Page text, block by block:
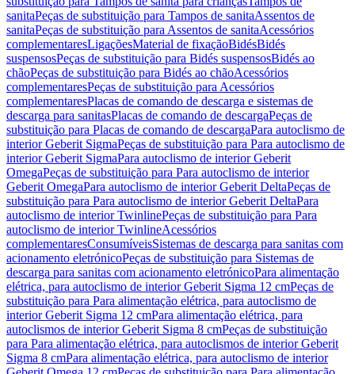
sanitaPeças de substituição para Tampos de sanitaAssentos de
sanitaPeças de substituição para Assentos de sanitaAcessórios
complementaresLigaçõesMaterial de fixaçãoBidésBidés
suspensosPeças de substituição para Bidés suspensosBidés ao
chãoPeças de substituição para Bidés ao chãoAcessórios
complementaresPeças de substituição para Acessórios
complementaresPlacas de comando de descarga e sistemas de
descarga para sanitasPlacas de comando de descargaPeças de
substituição para Placas de comando de descargaPara autoclismo de
interior Geberit SigmaPeças de substituição para Para autoclismo de
interior Geberit SigmaPara autoclismo de interior Geberit
OmegaPeças de substituição para Para autoclismo de interior
Geberit OmegaPara autoclismo de interior Geberit DeltaPeças de
substituição para Para autoclismo de interior Geberit DeltaPara
autoclismo de interior TwinlinePeças de substituição para Para
autoclismo de interior TwinlineAcessórios
complementaresConsumíveisSistemas de descarga para sanitas com
acionamento eletrónicoPeças de substituição para Sistemas de
descarga para sanitas com acionamento eletrónicoPara alimentação
elétrica, para autoclismo de interior Geberit Sigma 12 cmPeças de
substituição para Para alimentação elétrica, para autoclismo de
interior Geberit Sigma 12 cmPara alimentação elétrica, para
autoclismos de interior Geberit Sigma 8 cmPeças de substituição
para Para alimentação elétrica, para autoclismos de interior Geberit
Sigma 8 cmPara alimentação elétrica, para autoclismo de interior